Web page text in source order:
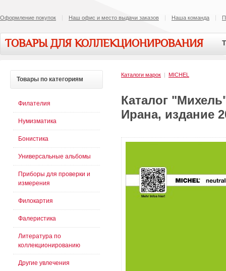
Оформление покупок Наш офис и место выдачи заказов Наша команда
ТОВАРЫ ДЛЯ КОЛЛЕКЦИОНИРОВАНИЯ
Каталоги марок | MICHEL
Каталог
Ирана, издание
Товары по категориям
Филателия
Нумизматика
Бонистика
Универсальные альбомы
Приборы для проверки и
измерения
Филокартия
Фалеристика
Литература по
коллекционированию
Другие увлечения